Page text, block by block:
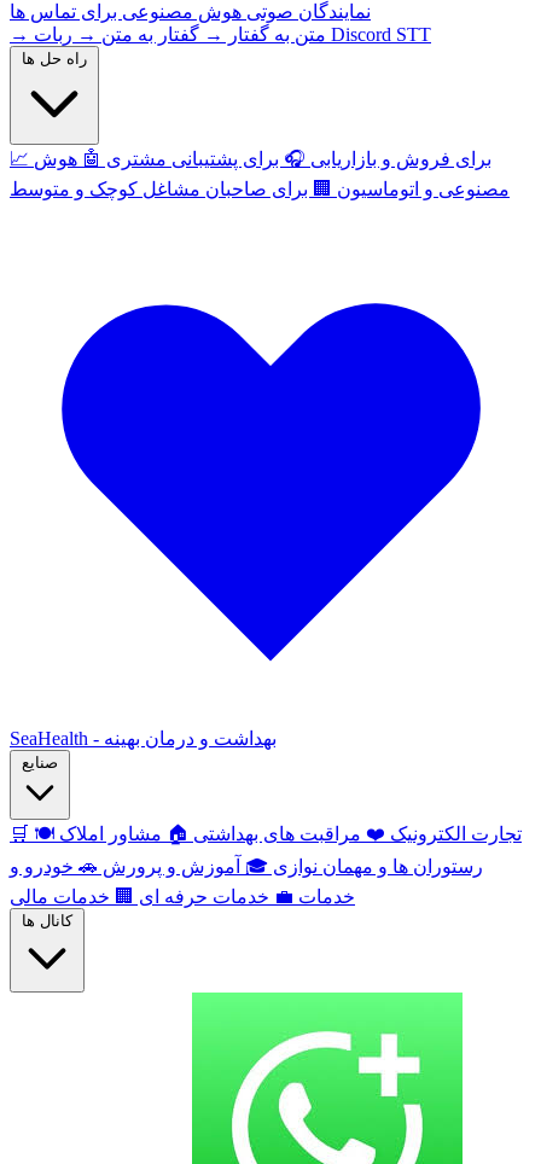
نمایندگان صوتی هوش مصنوعی برای تماس ها
→
متن به گفتار → گفتار به متن → ربات Discord STT
📈 برای فروش و بازاریابی 🎧 برای پشتیبانی مشتری 🤖 هوش
مصنوعی و اتوماسیون 🏢 برای صاحبان مشاغل کوچک و متوسط
SeaHealth - بهداشت و درمان بهینه
🛒 تجارت الکترونیک ❤️ مراقبت های بهداشتی 🏠 مشاور املاک 🍽️
رستوران ها و مهمان نوازی 🎓 آموزش و پرورش 🚗 خودرو و
خدمات 💼 خدمات حرفه ای 🏢 خدمات مالی
کانال ها